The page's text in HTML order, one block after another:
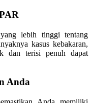
lebih tinggi tentang
kasus kebakaran,
dan terisi penuh dapat
Anda